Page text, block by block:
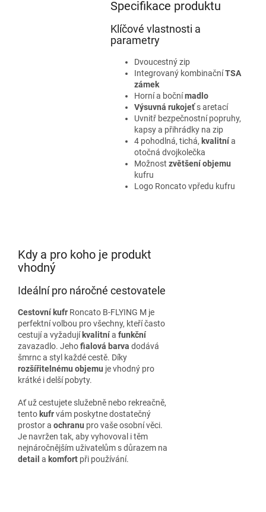
Specifikace produktu
Klíčové vlastnosti a
parametry
Dvoucestný zip
Integrovaný kombinačníTSA
zámek
Horní a bočnímadlo
Výsuvná rukojeťs aretací
Uvnitř bezpečnostní popruhy,
kapsy a přihrádky na zip
4 pohodlná, tichá, kvalitnía
otočná dvojkolečka
Možnost zvětšení objemu
kufru
Logo Roncato vpředu kufru
Kdy a pro koho je produkt
vhodný
Ideální pro náročné cestovatele
Cestovní kufr Roncato B-FLYING M je
perfektní volbou pro všechny, kteří často
cestují a vyžadují kvalitnía funkční
zavazadlo. Jehofialová barva dodává
šmrnc a styl každé cestě. Díky
rozšířitelnému objemu je vhodný pro
krátké i delší pobyty.
Ať už cestujete služebně nebo rekreačně,
tento kufrvám poskytne dostatečný
prostor a ochranu pro vaše osobní věci.
Je navržen tak, aby vyhovoval i těm
nejnáročnějším uživatelům s důrazem na
detail a komfort při používání.